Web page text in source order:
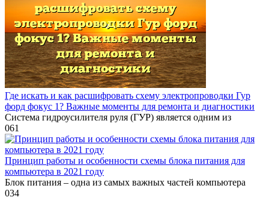
Где искать и как расшифровать схему электропроводки Гур
форд фокус 1? Важные моменты для ремонта и диагностики
Система гидроусилителя руля (ГУР) является одним из
061
Принцип работы и особенности схемы блока питания для
компьютера в 2021 году
Блок питания – одна из самых важных частей компьютера
034